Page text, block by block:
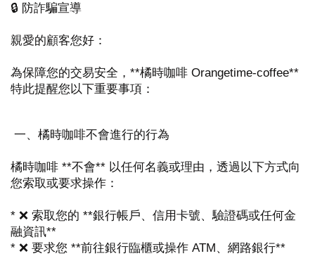
🔒 防詐騙宣導
親愛的顧客您好：
為保障您的交易安全，**橘時咖啡 Orangetime-coffee**
特此提醒您以下重要事項：
一、橘時咖啡不會進行的行為
橘時咖啡 **不會** 以任何名義或理由，透過以下方式向
您索取或要求操作：
* ❌ 索取您的 **銀行帳戶、信用卡號、驗證碼或任何金
融資訊**
* ❌ 要求您 **前往銀行臨櫃或操作 ATM、網路銀行**